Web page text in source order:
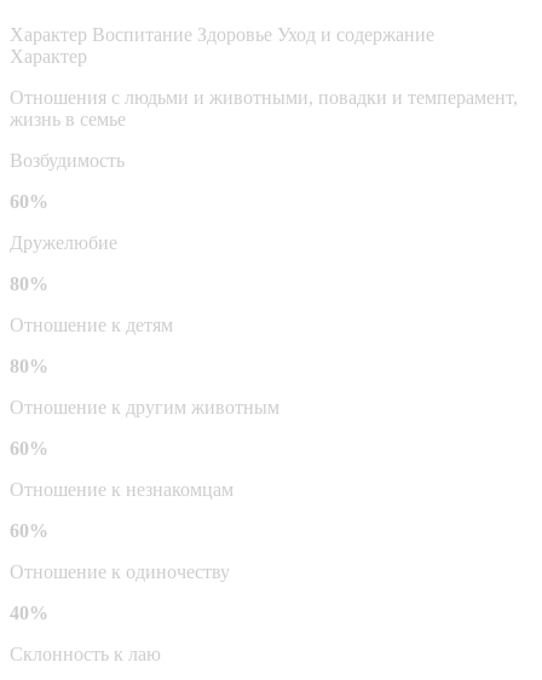
Характер Воспитание Здоровье Уход и содержание
Характер
Отношения с людьми и животными, повадки и темперамент,
жизнь в семье
Возбудимость
60%
Дружелюбие
80%
Отношение к детям
80%
Отношение к другим животным
60%
Отношение к незнакомцам
60%
Отношение к одиночеству
40%
Склонность к лаю